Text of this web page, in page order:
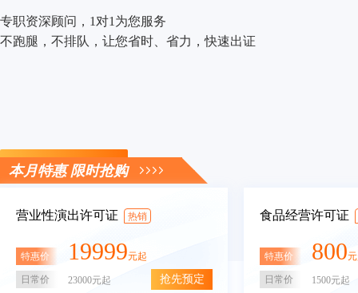
专职资深顾问，1对1为您服务
不跑腿，不排队，让您省时、省力，快速出证
立即咨询
本月特惠 限时抢购
营业性演出许可证 热销
特惠价 19999元起
日常价 23000元起 抢先预定
食品经营许可证
特惠价 800
日常价 1500元起